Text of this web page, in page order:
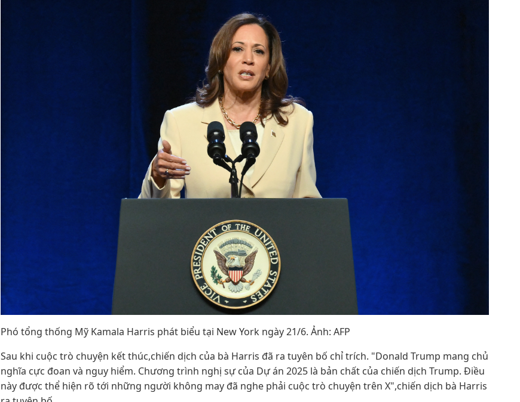
Phó tổng thống Mỹ Kamala Harris phát biểu tại New York ngày 21/6. Ảnh: AFP
Sau khi cuộc trò chuyện kết thúc,chiến dịch của bà Harris đã ra tuyên bố chỉ trích. "Donald Trump mang chủ
nghĩa cực đoan và nguy hiểm. Chương trình nghị sự của Dự án 2025 là bản chất của chiến dịch Trump. Điều
này được thể hiện rõ tới những người không may đã nghe phải cuộc trò chuyện trên X",chiến dịch bà Harris